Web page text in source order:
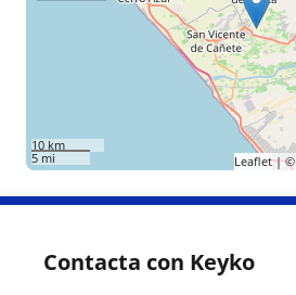
10 km
5 mi
Leaflet| ©
Contacta con Keyko